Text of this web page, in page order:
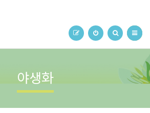
야생화